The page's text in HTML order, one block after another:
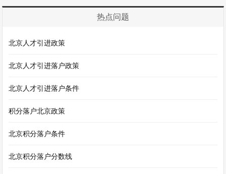
热点问题
北京人才引进政策
北京人才引进落户政策
北京人才引进落户条件
积分落户北京政策
北京积分落户条件
北京积分落户分数线